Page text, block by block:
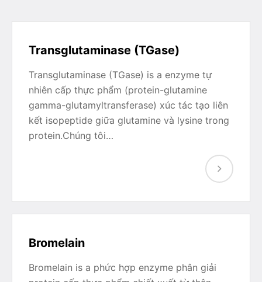
Transglutaminase (TGase)
Transglutaminase (TGase) is a enzyme tự
nhiên cấp thực phẩm (protein-glutamine
gamma-glutamyltransferase) xúc tác tạo liên
kết isopeptide giữa glutamine và lysine trong
protein.Chúng tôi…
Bromelain
Bromelain is a phức hợp enzyme phân giải